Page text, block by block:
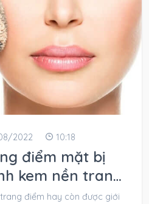
2022 10:18
điểm mặt bị
kem nền trang
điểm hay còn được giới